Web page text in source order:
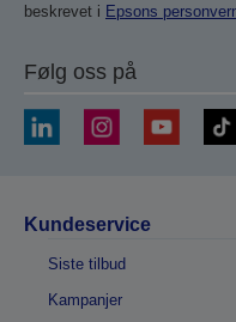
beskrevet i Epsons
Følg oss på
Kundeservice
Siste tilbud
Kampanjer